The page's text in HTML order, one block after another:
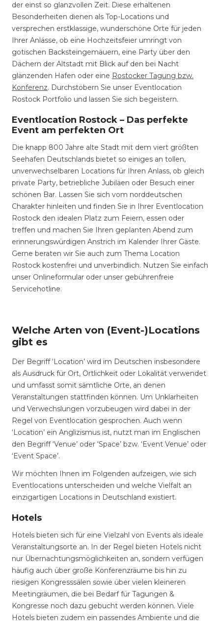
der einst so glanzvollen Zeit. Diese erhaltenen
Besonderheiten dienen als Top-Locations und
versprechen erstklassige, wunderschöne Orte für jeden
Ihrer Anlässe, ob eine Hochzeitsfeier umringt von
gotischen Backsteingemäuern, eine Party über den
Dächern der Altstadt mit Blick auf den bei Nacht
glänzenden Hafen oder eine Rostocker Tagung bzw.
Konferenz. Durchstöbern Sie unser Eventlocation
Rostock Portfolio und lassen Sie sich begeistern.
Eventlocation Rostock – Das perfekte
Event am perfekten Ort
Die knapp 800 Jahre alte Stadt mit dem viert größten
Seehafen Deutschlands bietet so einiges an tollen,
unverwechselbaren Locations für Ihren Anlass, ob gleich
private Party, betriebliche Jubiläen oder Besuch einer
schönen Bar. Lassen Sie sich vom norddeutschen
Charakter hinleiten und finden Sie in Ihrer Eventlocation
Rostock den idealen Platz zum Feiern, essen oder
treffen und machen Sie Ihren geplanten Abend zum
erinnerungswürdigen Anstrich im Kalender Ihrer Gäste.
Gerne beraten wir Sie auch zum Thema Location
Rostock kostenfrei und unverbindlich. Nutzen Sie einfach
unser Onlineformular oder unser gebührenfreie
Servicehotline.
Welche Arten von (Event-)Locations
gibt es
Der Begriff ‘Location’ wird im Deutschen insbesondere
als Ausdruck für Ort, Örtlichkeit oder Lokalität verwendet
und umfasst somit sämtliche Orte, an denen
Veranstaltungen stattfinden können. Um Unklarheiten
und Verwechslungen vorzubeugen wird dabei in der
Regel von Eventlocation gesprochen. Auch wenn
‘Location’ ein Anglizismus ist, nutzt man im Englischen
den Begriff ‘Venue’ oder ‘Space’ bzw. ‘Event Venue’ oder
‘Event Space’.
Wir möchten Ihnen im Folgenden aufzeigen, wie sich
Eventlocations unterscheiden und welche Vielfalt an
einzigartigen Locations in Deutschland existiert.
Hotels
Hotels bieten sich für eine Vielzahl von Events als ideale
Veranstaltungsorte an. In der Regel bieten Hotels nicht
nur Übernachtungsmöglichkeiten an, sondern verfügen
häufig auch über große Konferenzräume bis hin zu
riesigen Kongresssälen sowie über vielen kleineren
Meetingräumen, die bei Bedarf für Tagungen &
Kongresse noch dazu gebucht werden können. Viele
Hotels bieten zudem ein passendes Ambiente und die